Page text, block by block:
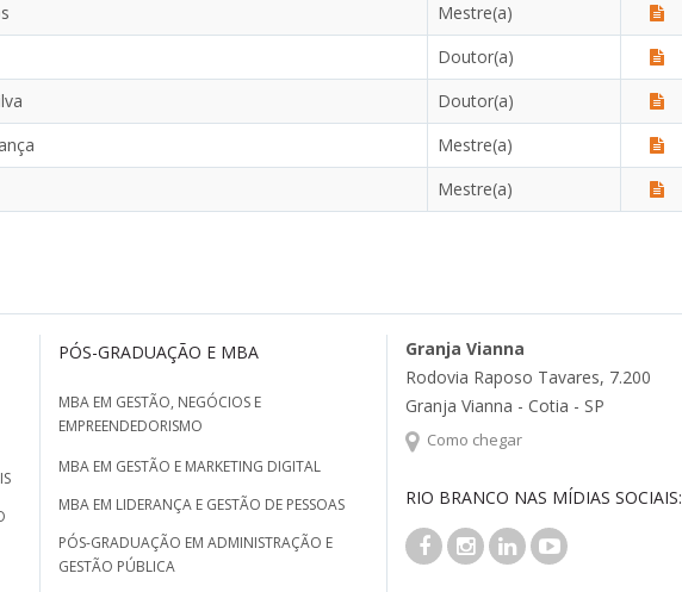
Mestre(a)
Doutor(a)
Doutor(a)
Mestre(a)
Mestre(a)
PÓS-GRADUAÇÃO E MBA
MBA EM GESTÃO, NEGÓCIOS E
EMPREENDEDORISMO
MBA EM GESTÃO E MARKETING DIGITAL
MBA EM LIDERANÇA E GESTÃO DE PESSOAS
PÓS-GRADUAÇÃO EM ADMINISTRAÇÃO E
GESTÃO PÚBLICA
Granja Vianna
Rodovia Raposo Tavares, 7.200
Granja Vianna - Cotia - SP
Como chegar
RIO BRANCO NAS MÍDIAS SOCIAIS: